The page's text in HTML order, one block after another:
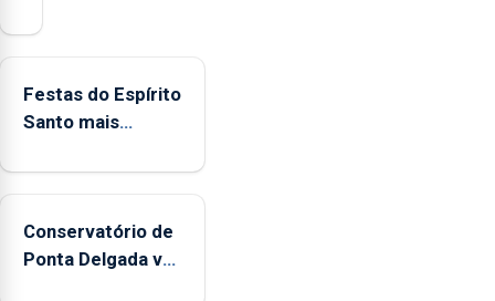
mais
ocorrências
e
inspeções
relacionadas
Festas do Espírito
Santo mais
Conservatório de
Ponta Delgada vai